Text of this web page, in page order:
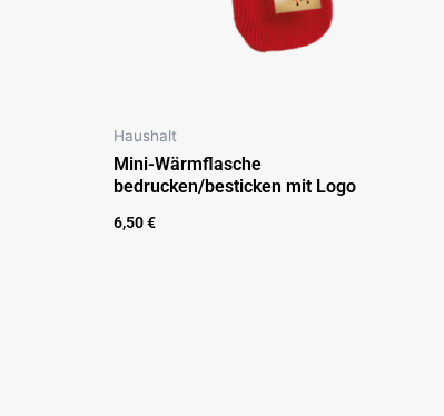
Haushalt
Mini-Wärmflasche
bedrucken/besticken mit Logo
6,50€